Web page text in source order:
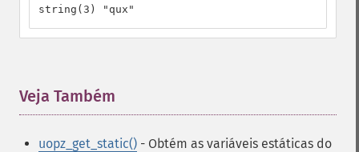
string(3) "qux"
Veja Também
uopz_get_static() - Obtém as variáveis ​​estáticas do